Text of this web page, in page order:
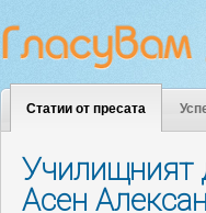
Статии от пресата
Училищният
Асен